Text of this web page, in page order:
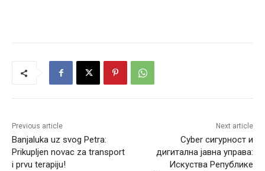
Previous article
Banjaluka uz svog Petra:
Prikupljen novac za transport
i prvu terapiju!
Next article
Cyber сигурност и
дигитална јавна управа:
Искуства Републике